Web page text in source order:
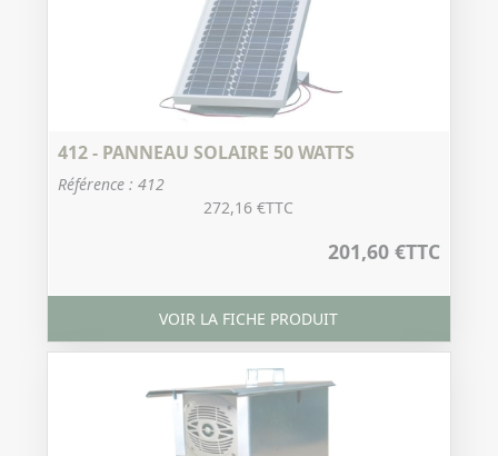
412 - PANNEAU SOLAIRE 50 WATTS
Référence : 412
272,16 €TTC
201,60 €TTC
VOIR LA FICHE PRODUIT